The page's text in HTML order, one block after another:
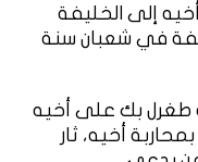
إلى الخليفة
في شعبان سنة
أخو طغرل بك على أخيه
أخيه، ثار